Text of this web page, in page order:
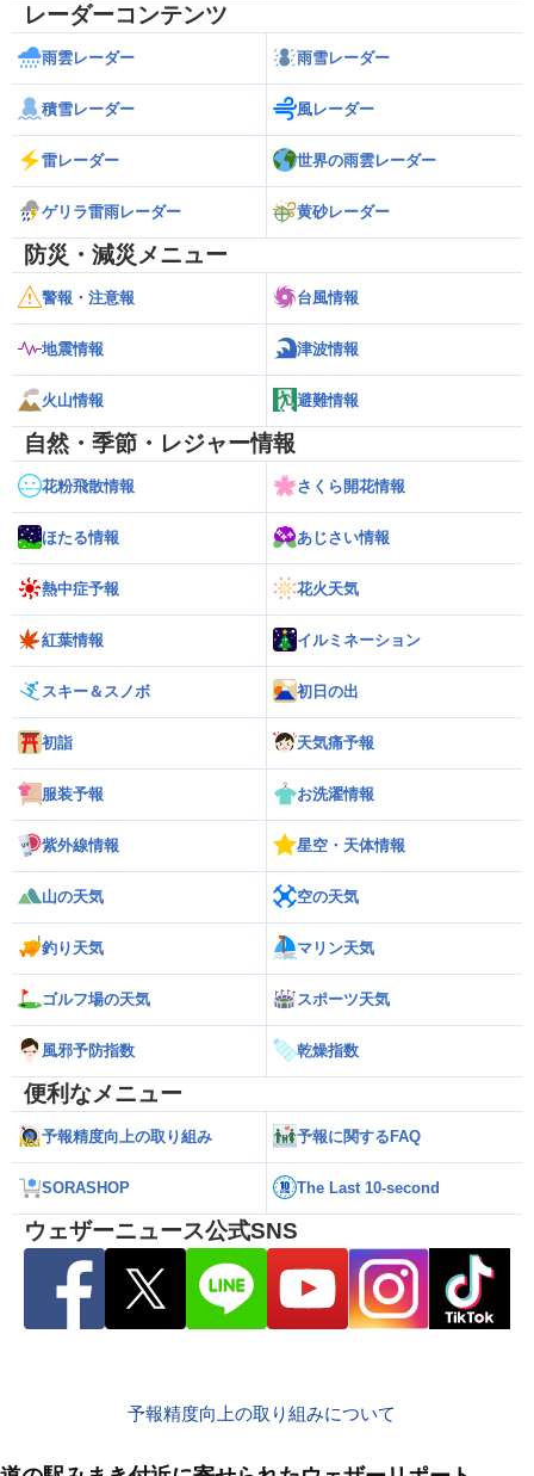
レーダーコンテンツ
雨雲レーダー 雨雪レーダー
積雪レーダー 風レーダー
雷レーダー 世界の雨雲レーダー
ゲリラ雷雨レーダー 黄砂レーダー
防災・減災メニュー
警報・注意報 台風情報
地震情報 津波情報
火山情報 避難情報
自然・季節・レジャー情報
花粉飛散情報 さくら開花情報
ほたる情報 あじさい情報
熱中症予報 花火天気
紅葉情報 イルミネーション
スキー＆スノボ 初日の出
初詣 天気痛予報
服装予報 お洗濯情報
紫外線情報 星空・天体情報
山の天気 空の天気
釣り天気 マリン天気
ゴルフ場の天気 スポーツ天気
風邪予防指数 乾燥指数
便利なメニュー
予報精度向上の取り組み 予報に関するFAQ
SORASHOP The Last 10-second
ウェザーニュース公式SNS
予報精度向上の取り組みについて